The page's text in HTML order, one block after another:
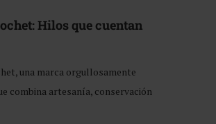
Hilos que cuentan
una marca orgullosamente
combina artesanía, conservación